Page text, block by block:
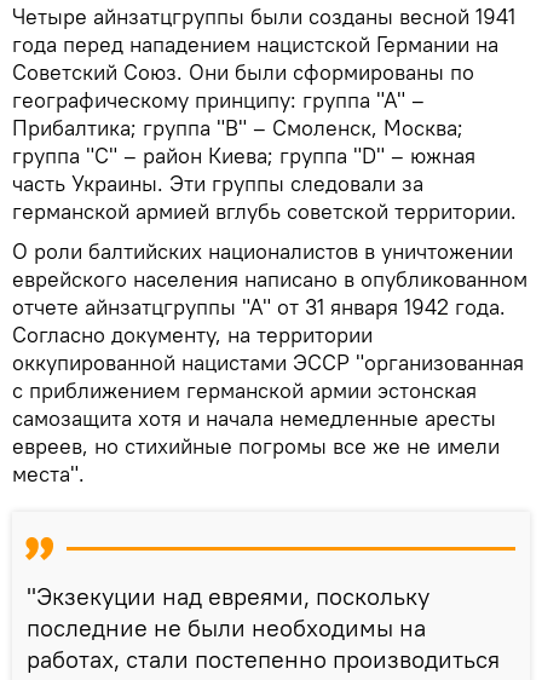
Четыре айнзатцгруппы были созданы весной 1941
года перед нападением нацистской Германии на
Советский Союз. Они были сформированы по
географическому принципу: группа "А" –
Прибалтика; группа "В" – Смоленск, Москва;
группа "С" – район Киева; группа "D" – южная
часть Украины. Эти группы следовали за
германской армией вглубь советской территории.
О роли балтийских националистов в уничтожении
еврейского населения написано в опубликованном
отчете айнзатцгруппы "А" от 31 января 1942 года.
Согласно документу, на территории
оккупированной нацистами ЭССР "организованная
с приближением германской армии эстонская
самозащита хотя и начала немедленные аресты
евреев, но стихийные погромы все же не имели
места".
"Экзекуции над евреями, поскольку
последние не были необходимы на
работах, стали постепенно производиться